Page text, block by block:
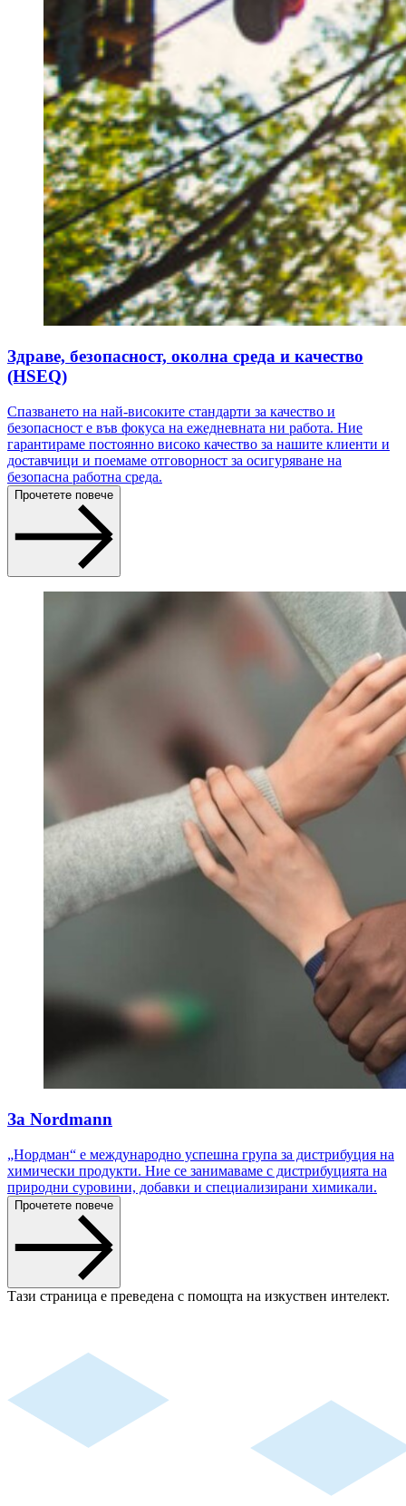
Здраве, безопасност, околна среда и качество
(HSEQ)
Спазването на най-високите стандарти за качество и
безопасност е във фокуса на ежедневната ни работа. Ние
гарантираме постоянно високо качество за нашите клиенти и
доставчици и поемаме отговорност за осигуряване на
безопасна работна среда.
Прочетете повече
За Nordmann
„Нордман“ е международно успешна група за дистрибуция на
химически продукти. Ние се занимаваме с дистрибуцията на
природни суровини, добавки и специализирани химикали.
Прочетете повече
Тази страница е преведена с помощта на изкуствен интелект.